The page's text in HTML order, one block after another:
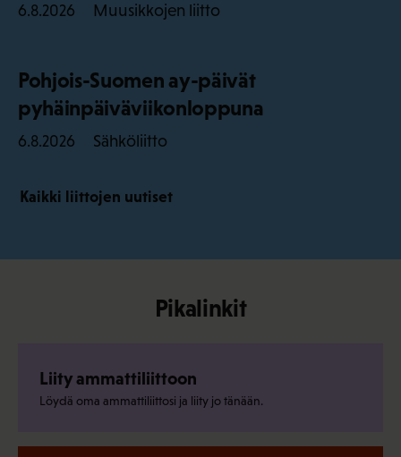
6.8.2026 Muusikkojen liitto
Pohjois-Suomen ay-päivät
pyhäinpäiväviikonloppuna
6.8.2026 Sähköliitto
Kaikki liittojen uutiset
Pikalinkit
Liity ammattiliittoon
Löydä oma ammattiliittosi ja liity jo tänään.